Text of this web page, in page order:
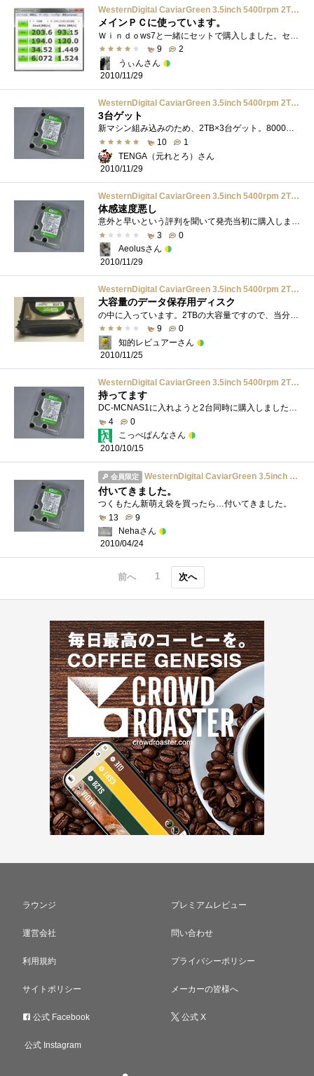
WesternDigital CaviarGreen 3.5inch 5400rpm 2TB 64MB SATA/3.0Gbs 500GB/plt WD20EARS-R
メインＰＣに使っています。
9
2
うぃんさん
2010/11/29
WesternDigital CaviarGreen 3.5inch 5400rpm 2TB 64MB SATA/3.0Gbs 500GB/plt WD20EARS-R
3台ゲット
新マシン組み込みのため、2TB×3台ゲット。8000円で買ったのに、今週末大須某店特価で6980円で売っていたとゆうｗ
10
1
TENGA（元れとろ）さん
2010/11/29
WesternDigital CaviarGreen 3.5inch 5400rpm 2TB 64MB SATA/3.0Gbs 500GB/plt WD20EARS-R
体感速度悪し
意外と早いという評判を聞いて発売当初に購入しました。ここ数年Seagate一筋でしたが浮気してみました。Seagateの7200.9（だったと思います）からの...
3
0
Aeolusさん
2010/11/29
WesternDigital CaviarGreen 3.5inch 5400rpm 2TB 64MB SATA/3.0Gbs 500GB/plt WD20EARS-R
大容量のデータ保存用ディスク
9
0
知的レビュアーさん
2010/11/25
WesternDigital CaviarGreen 3.5inch 5400rpm 2TB 64MB SATA/3.0Gbs 500GB/plt WD20EARS-R
持ってます
DC-MCNAS1に入れようと2台同時に購入しました。２TBもかなり安くなりましたねぇ。
4
0
こっぺぱんなさん
2010/10/15
会員限定 WesternDigital CaviarGreen 3.5inch 5400rpm 2TB 64MB SATA/3.0Gbs 500GB/plt WD20EARS-R
付いてきました。
つくもたん新萌え袋を買ったら…付いてきました。
13
9
Nehaさん
2010/04/24
前へ 1 次へ
ラウンジ プレミアムレビュー
運営会社 問い合わせ
利用規約 プライバシーポリシー
サイトポリシー メーカーの皆様へ
公式 Facebook 公式 X
公式 Instagram